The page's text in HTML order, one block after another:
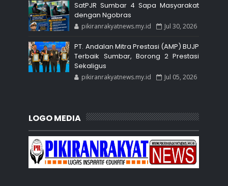
SatPJR Sumbar 4 Sapa Masyarakat
dengan Ngobras
pikiranrakyatnews.my.id Jul 30, 2026
PT. Andalan Mitra Prestasi (AMP) BUJP
Terbaik Sumbar, Borong 2 Prestasi
Sekaligus
pikiranrakyatnews.my.id Jul 05, 2026
LOGO MEDIA